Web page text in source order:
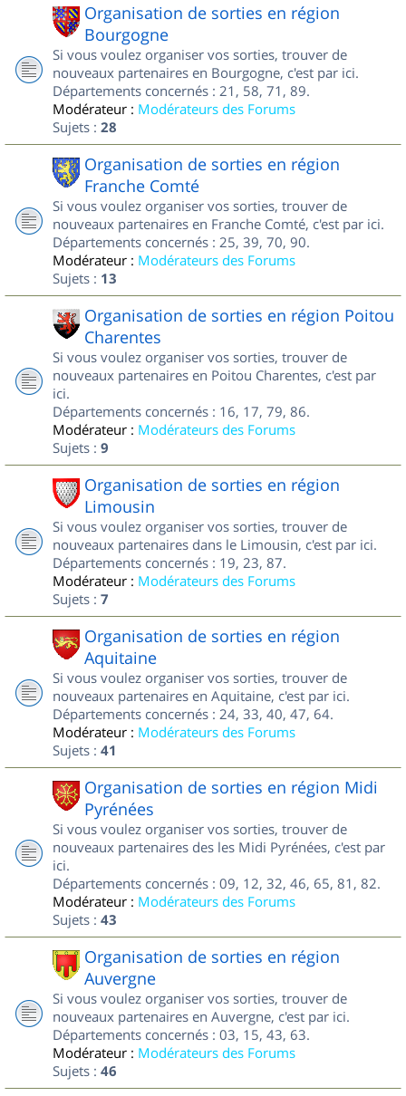
Organisation de sorties en région
Bourgogne
Si vous voulez organiser vos sorties, trouver de
nouveaux partenaires en Bourgogne, c'est par ici.
Départements concernés : 21, 58, 71, 89.
Modérateur : Modérateurs des Forums
Sujets : 28
Organisation de sorties en région
Franche Comté
Si vous voulez organiser vos sorties, trouver de
nouveaux partenaires en Franche Comté, c'est par ici.
Départements concernés : 25, 39, 70, 90.
Modérateur : Modérateurs des Forums
Sujets : 13
Organisation de sorties en région Poitou
Charentes
Si vous voulez organiser vos sorties, trouver de
nouveaux partenaires en Poitou Charentes, c'est par
ici.
Départements concernés : 16, 17, 79, 86.
Modérateur : Modérateurs des Forums
Sujets : 9
Organisation de sorties en région
Limousin
Si vous voulez organiser vos sorties, trouver de
nouveaux partenaires dans le Limousin, c'est par ici.
Départements concernés : 19, 23, 87.
Modérateur : Modérateurs des Forums
Sujets : 7
Organisation de sorties en région
Aquitaine
Si vous voulez organiser vos sorties, trouver de
nouveaux partenaires en Aquitaine, c'est par ici.
Départements concernés : 24, 33, 40, 47, 64.
Modérateur : Modérateurs des Forums
Sujets : 41
Organisation de sorties en région Midi
Pyrénées
Si vous voulez organiser vos sorties, trouver de
nouveaux partenaires des les Midi Pyrénées, c'est par
ici.
Départements concernés : 09, 12, 32, 46, 65, 81, 82.
Modérateur : Modérateurs des Forums
Sujets : 43
Organisation de sorties en région
Auvergne
Si vous voulez organiser vos sorties, trouver de
nouveaux partenaires en Auvergne, c'est par ici.
Départements concernés : 03, 15, 43, 63.
Modérateur : Modérateurs des Forums
Sujets : 46